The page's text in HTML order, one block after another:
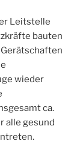
Leitstelle
bauten
wieder
ca.
alle gesund